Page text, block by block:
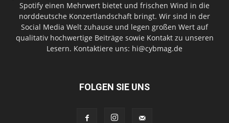
Spotify einen Mehrwert bietet und frischen Wind in die
norddeutsche Konzertlandschaft bringt. Wir sind in der
Social Media Welt zuhause und legen großen Wert auf
qualitativ hochwertige Beiträge sowie Kontakt zu unseren
Lesern. Kontaktiere uns: hi@cybmag.de
FOLGEN SIE UNS